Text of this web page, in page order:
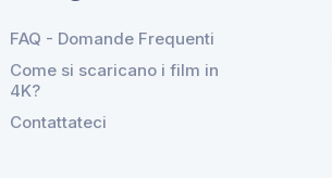
FAQ - Domande Frequenti
Come si scaricano i film in
4K?
Contattateci